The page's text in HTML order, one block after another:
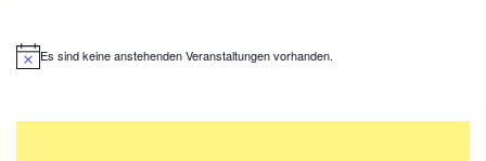
Es sind keine anstehenden Veranstaltungen vorhanden.